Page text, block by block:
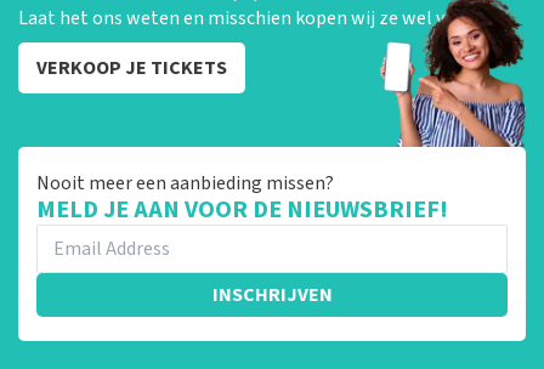
Laat het ons weten en misschien kopen wij ze wel van je!
VERKOOP JE TICKETS
Nooit meer een aanbieding missen?
MELD JE AAN VOOR DE NIEUWSBRIEF!
INSCHRIJVEN